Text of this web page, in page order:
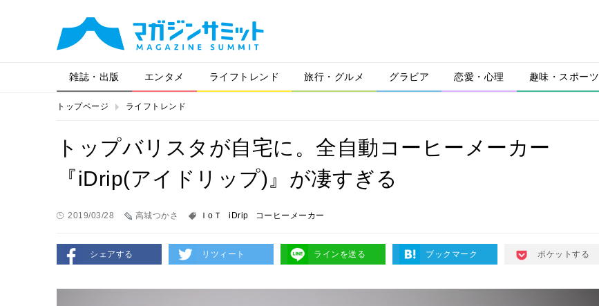
雑誌・出版 エンタメ ライフトレンド 旅行・グルメ グラビア 恋愛・心理 趣味・スポーツ
トップページ ライフトレンド
トップバリスタが自宅に。全自動コーヒーメーカー
『iDrip(アイドリップ)』が凄すぎる
2019/03/28 高城つかさ ＩoＴ iDrip コーヒーメーカー
シェアする リツィート ラインを送る ブックマーク ポケットする